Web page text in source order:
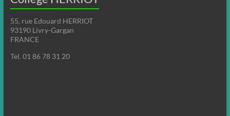
55, rue Edouard HERRIOT
93190 Livry-Gargan
FRANCE
Tel. 01 86 78 31 20